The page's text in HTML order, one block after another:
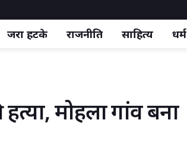
जरा हटके राजनीति साहित्य धर्म
मोहला गांव बना